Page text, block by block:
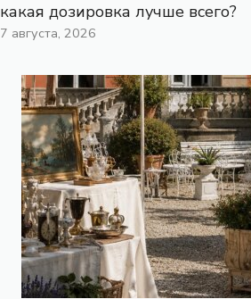
какая дозировка лучше всего?
7 августа, 2026